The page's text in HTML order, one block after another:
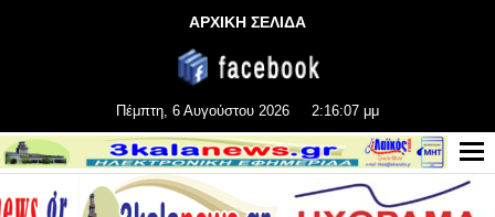
ΑΡΧΙΚΗ ΣΕΛΙΔΑ
Πέμπτη, 6 Αυγούστου 2026 2:16:08 μμ